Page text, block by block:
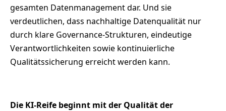
gesamten Datenmanagement dar. Und sie
verdeutlichen, dass nachhaltige Datenqualität nur
durch klare Governance-Strukturen, eindeutige
Verantwortlichkeiten sowie kontinuierliche
Qualitätssicherung erreicht werden kann.
Die KI-Reife beginnt mit der Qualität der